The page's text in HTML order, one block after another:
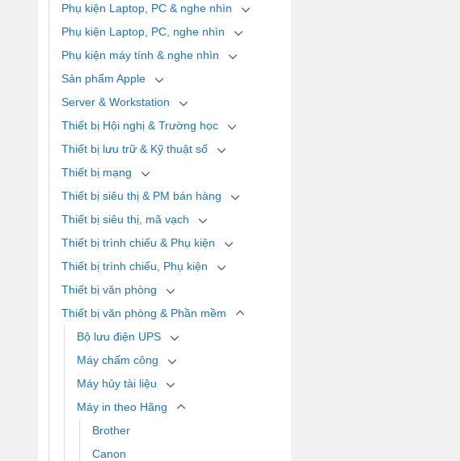
Phụ kiện Laptop, PC & nghe nhìn
Phụ kiện Laptop, PC, nghe nhìn
Phụ kiện máy tính & nghe nhìn
Sản phẩm Apple
Server & Workstation
Thiết bị Hội nghị & Trường học
Thiết bị lưu trữ & Kỹ thuật số
Thiết bị mạng
Thiết bị siêu thị & PM bán hàng
Thiết bị siêu thị, mã vạch
Thiết bị trình chiếu & Phụ kiện
Thiết bị trình chiếu, Phụ kiện
Thiết bị văn phòng
Thiết bị văn phòng & Phần mềm
Bộ lưu điện UPS
Máy chấm công
Máy hủy tài liệu
Máy in theo Hãng
Brother
Canon